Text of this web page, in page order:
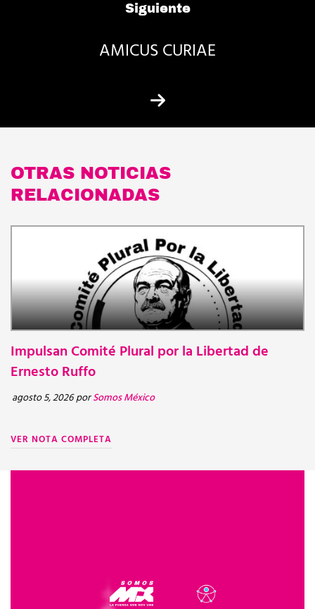
Siguiente
AMICUS CURIAE
OTRAS NOTICIAS
RELACIONADAS
BOLETINES
Impulsan Comité Plural por la Libertad de
Ernesto Ruffo
agosto 5, 2026porSomos México
VER NOTA COMPLETA